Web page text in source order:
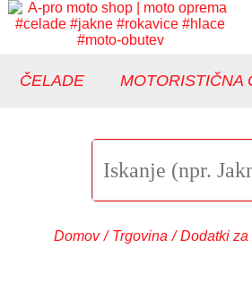
ČELADE MOTORISTIČNA
Domov / Trgovina / Dodatki za